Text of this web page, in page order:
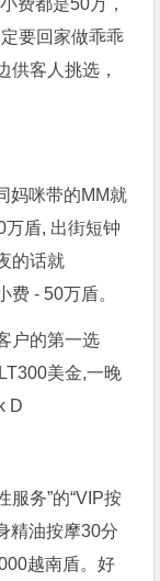
要回家做乖乖
供客人挑选，
妈咪带的MM就
万盾, 出街短钟
的话就
- 50万盾。
户的第一选
美金,一晚
D
服务”的“VIP按
精油按摩30分
越南盾。好